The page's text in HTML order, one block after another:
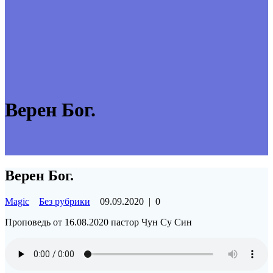
Верен Бог.
Верен Бог.
Magic Без рубрики 09.09.2020 | 0
Проповедь от 16.08.2020 пастор Чун Су Син